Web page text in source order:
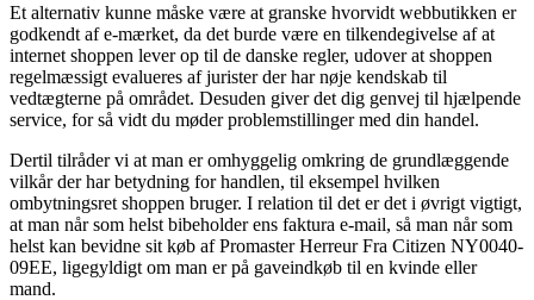
Et alternativ kunne måske være at granske hvorvidt webbutikken er
godkendt af e-mærket, da det burde være en tilkendegivelse af at
internet shoppen lever op til de danske regler, udover at shoppen
regelmæssigt evalueres af jurister der har nøje kendskab til
vedtægterne på området. Desuden giver det dig genvej til hjælpende
service, for så vidt du møder problemstillinger med din handel.
Dertil tilråder vi at man er omhyggelig omkring de grundlæggende
vilkår der har betydning for handlen, til eksempel hvilken
ombytningsret shoppen bruger. I relation til det er det i øvrigt vigtigt,
at man når som helst bibeholder ens faktura e-mail, så man når som
helst kan bevidne sit køb af Promaster Herreur Fra Citizen NY0040-
09EE, ligegyldigt om man er på gaveindkøb til en kvinde eller
mand.